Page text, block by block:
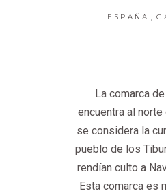
ESPAÑA
La comarca
encuentra al
se considera la
pueblo de los
rendían culto a
Esta comarca es